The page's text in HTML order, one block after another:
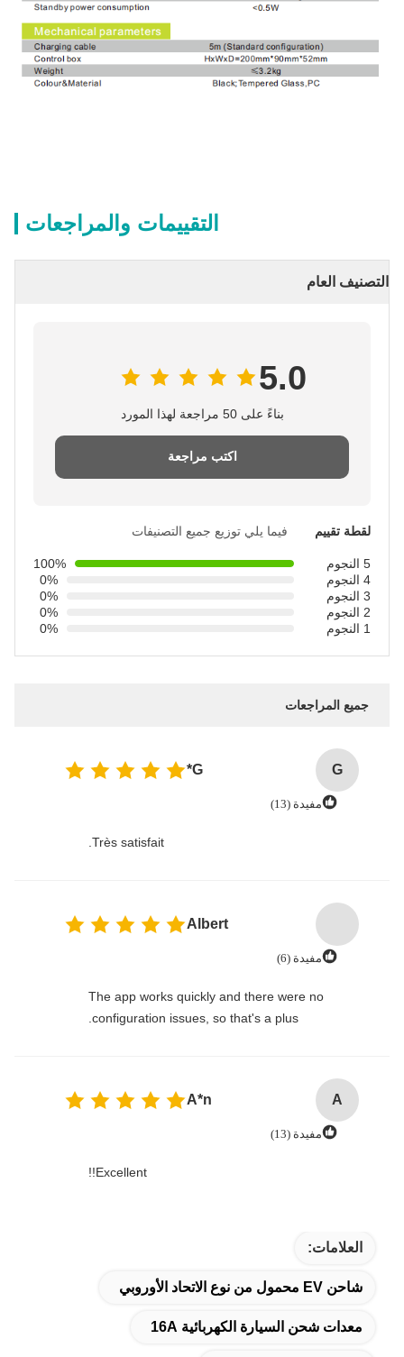
التقييمات والمراجعات
التصنيف العام
5.0
بناءً على 50 مراجعة لهذا المورد
اكتب مراجعة
لقطة تقييم فيما يلي توزيع جميع التصنيفات
5 النجوم
100%
4 النجوم
0%
0%
0%
0%
جميع المراجعات
G
G*
مفيدة (13)
Très satisfait.
Albert
مفيدة (6)
The app works quickly and there were no
configuration issues, so that's a plus.
A
A*n
مفيدة (13)
Excellent!!
العلامات:
شاحن EV محمول من نوع الاتحاد الأوروبي
معدات شحن السيارة الكهربائية 16A